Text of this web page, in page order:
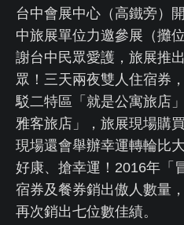
FACEBOOK
LINE客服
LANGUAGE
台中會展中心（高鐵旁）
中旅展單位力邀參展（攤
謝台中民眾愛護，旅展推
眾！三天兩夜雙人住宿券
駁二特區「就是公寓旅店
雅客旅店」，旅展現場購
現場還會舉辦幸運轉輪比
好康、搶幸運！2016年「
宿券及餐券銷出傲人數量
再次銷出七位數佳績。